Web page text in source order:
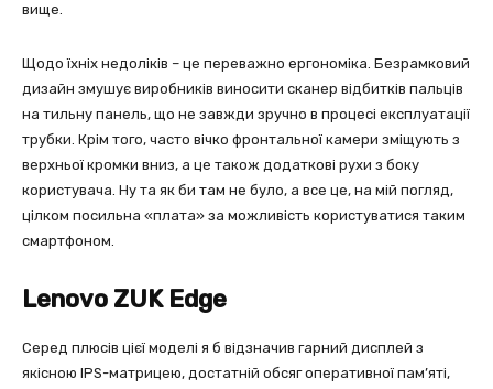
вище.
Щодо їхніх недоліків – це переважно ергономіка. Безрамковий
дизайн змушує виробників виносити сканер відбитків пальців
на тильну панель, що не завжди зручно в процесі експлуатації
трубки. Крім того, часто вічко фронтальної камери зміщують з
верхньої кромки вниз, а це також додаткові рухи з боку
користувача. Ну та як би там не було, а все це, на мій погляд,
цілком посильна «плата» за можливість користуватися таким
смартфоном.
Lenovo ZUK Edge
Серед плюсів цієї моделі я б відзначив гарний дисплей з
якісною IPS-матрицею, достатній обсяг оперативної пам’яті,